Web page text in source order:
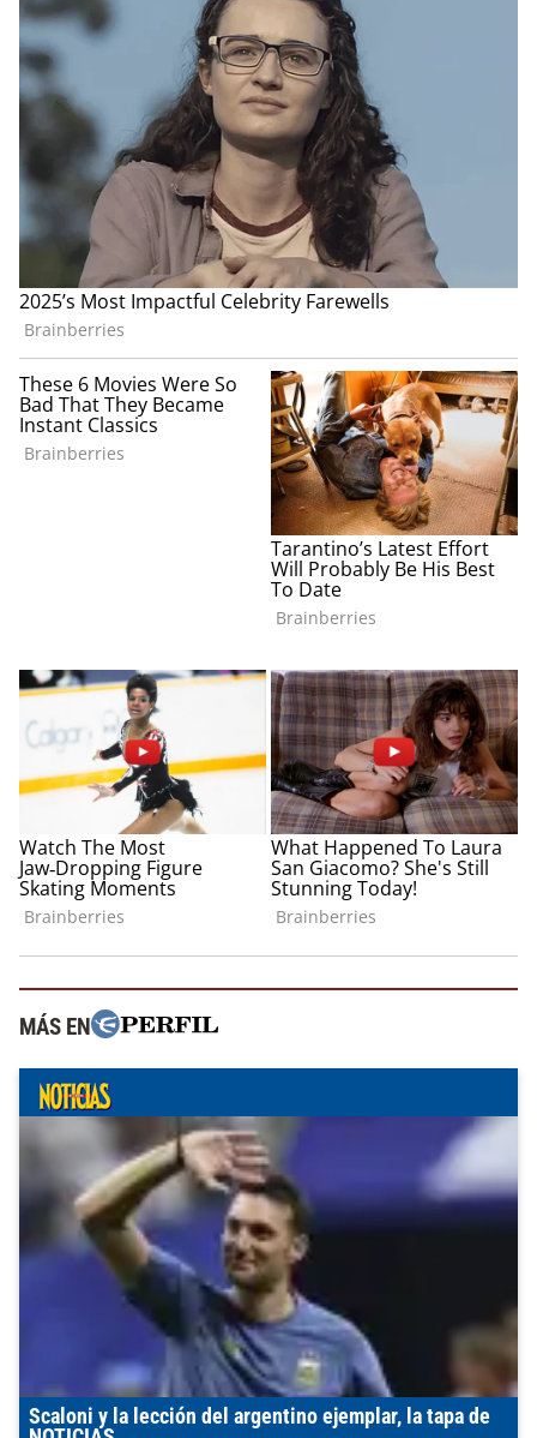
MÁS EN
Scaloni y la lección del argentino ejemplar, la tapa de